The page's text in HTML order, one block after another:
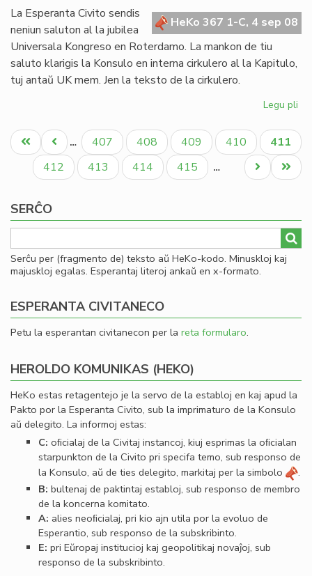
HeKo 367 1-C, 4 sep 08
La Esperanta Civito sendis
neniun saluton al la jubilea
Universala Kongreso en Roterdamo. La mankon de tiu
saluto klarigis la Konsulo en interna cirkulero al la Kapitulo,
tuj antaŭ UK mem. Jen la teksto de la cirkulero.
Legu pli
ni
ne
Pagination
Unua
paĝo
Antaŭa
paĝo
… Paĝo
407 Paĝo
408 Paĝo
409 Paĝo
410
Aktuala
paĝo
411
Paĝo
412 Paĝo
413 Paĝo
414 Paĝo
415 …
Last
page
Next
page
SERĈO
Serĉu per (fragmento de) teksto aŭ HeKo-kodo. Minuskloj kaj
majuskloj egalas. Esperantaj literoj ankaŭ en x-formato.
ESPERANTA CIVITANECO
Petu la esperantan civitanecon per la reta formularo.
HEROLDO KOMUNIKAS (HEKO)
HeKo estas retagentejo je la servo de la establoj en kaj apud la
Pakto por la Esperanta Civito, sub la imprimaturo de la Konsulo
aŭ delegito. La informoj estas:
C: oﬁcialaj de la Civitaj instancoj, kiuj esprimas la oﬁcialan
starpunkton de la Civito pri specifa temo, sub responso de
la Konsulo, aŭ de ties delegito, markitaj per la simbolo
.
B: bultenaj de paktintaj establoj, sub responso de membro
de la koncerna komitato.
A: alies neoﬁcialaj, pri kio ajn utila por la evoluo de
Esperantio, sub responso de la subskribinto.
E: pri Eŭropaj institucioj kaj geopolitikaj novaĵoj, sub
responso de la subskribinto.